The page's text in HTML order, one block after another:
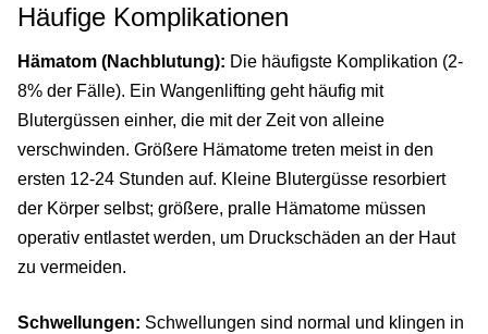
Häufige Komplikationen
Hämatom (Nachblutung): Die häufigste Komplikation (2-
8% der Fälle). Ein Wangenlifting geht häufig mit
Blutergüssen einher, die mit der Zeit von alleine
verschwinden. Größere Hämatome treten meist in den
ersten 12-24 Stunden auf. Kleine Blutergüsse resorbiert
der Körper selbst; größere, pralle Hämatome müssen
operativ entlastet werden, um Druckschäden an der Haut
zu vermeiden.
Schwellungen: Schwellungen sind normal und klingen in